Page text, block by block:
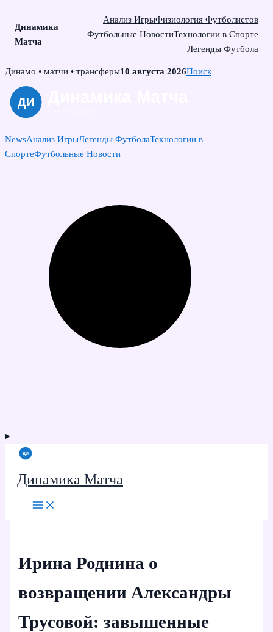
Динамика
Матча
Анализ ИгрыФизиология Футболистов
Футбольные НовостиТехнологии в Спорте
Легенды Футбола
Skip
content
Динамо • матчи • трансферы10 августа 2026Поиск
NewsАнализ ИгрыЛегенды ФутболаТехнологии в
СпортеФутбольные Новости
Динамика Матча
Ирина Роднина о
возвращении Александры
Трусовой: завышенные